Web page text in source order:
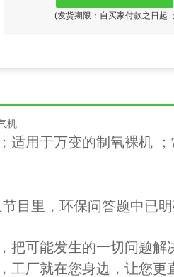
(发货期限：自买家付款之日起
机
适用于万变的制氧裸机
目里，环保问答题中已
可能发生的一切问题解
工厂就在您身边，让您更